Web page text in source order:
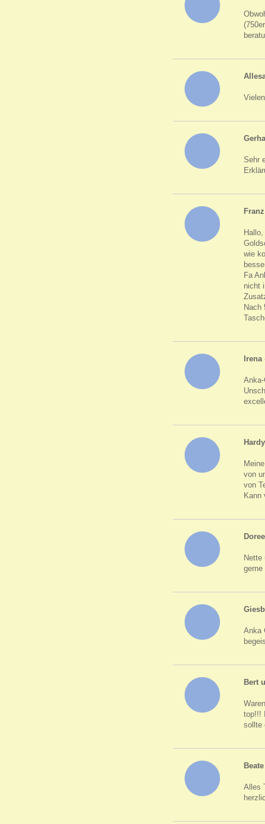
Sehr
wie
Fa
nicht
Nach
Irena
von
von
Kann
Nette
gerne
Anka
Bert
top!!!
sollte
Alles